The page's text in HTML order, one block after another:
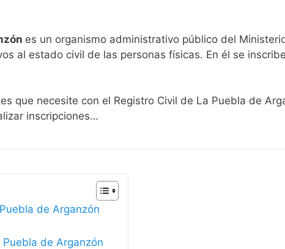
es un organismo administrativo público del
al estado civil de las personas físicas. En él se
que necesite con el Registro Civil de La Puebla de
inscripciones…
de Arganzón
de Arganzón